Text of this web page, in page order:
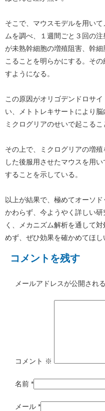
そこで、マウスモデルを用い
ムを調べ、１週間ごと３回の
が未熟幹細胞の増殖阻害、幹
こることを明らかにする。そ
すようになる。
この原因がオリゴデンドロサ
い、メトトレキサートにより
ミクログリアのせいで起こるこ
その上で、ミクログリアの増
した後服用させたマウスを用
することを示している。
以上が結果で、極めてオーソ
かわらず、今ようやく詳しい
く、メカニズム解析を通して
めず、ぜひ効果を確かめてほし
コメントを残す
メールアドレスが公開され
コメント ※
名前 *
メール *